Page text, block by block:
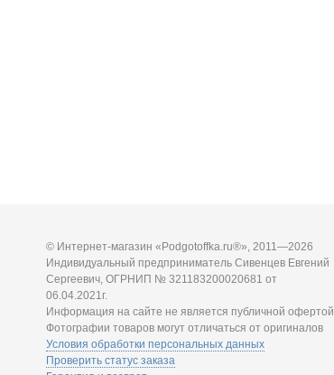
© Интернет-магазин «Podgotoffka.ru®», 2011—2026
Индивидуальный предприниматель Сивенцев Евгений
Сергеевич, ОГРНИП № 321183200020681 от
06.04.2021г.
Информация на сайте не является публичной офертой
Фотографии товаров могут отличаться от оригиналов
Условия обработки персональных данных
Проверить статус заказа